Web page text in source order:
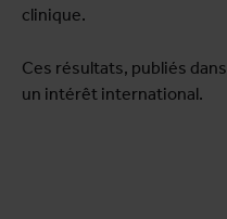
clinique.
Ces résultats, publiés dans
un intérêt international.